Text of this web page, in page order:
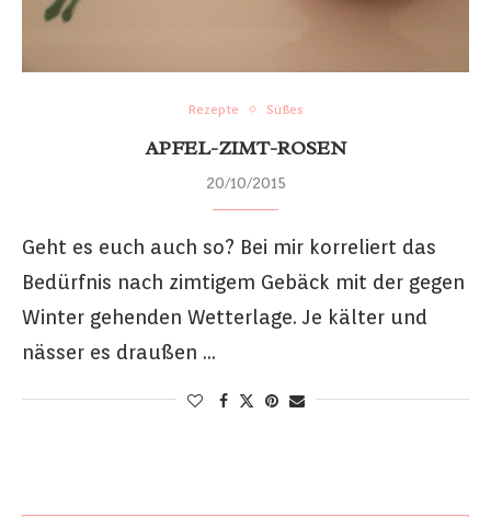
Rezepte Süßes
APFEL-ZIMT-ROSEN
20/10/2015
Geht es euch auch so? Bei mir korreliert das
Bedürfnis nach zimtigem Gebäck mit der gegen
Winter gehenden Wetterlage. Je kälter und
nässer es draußen …